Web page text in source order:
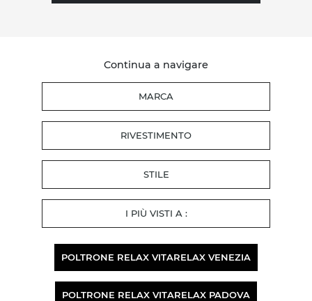
Continua a navigare
MARCA
RIVESTIMENTO
STILE
I PIÙ VISTI A :
POLTRONE RELAX VITARELAX VENEZIA
POLTRONE RELAX VITARELAX PADOVA